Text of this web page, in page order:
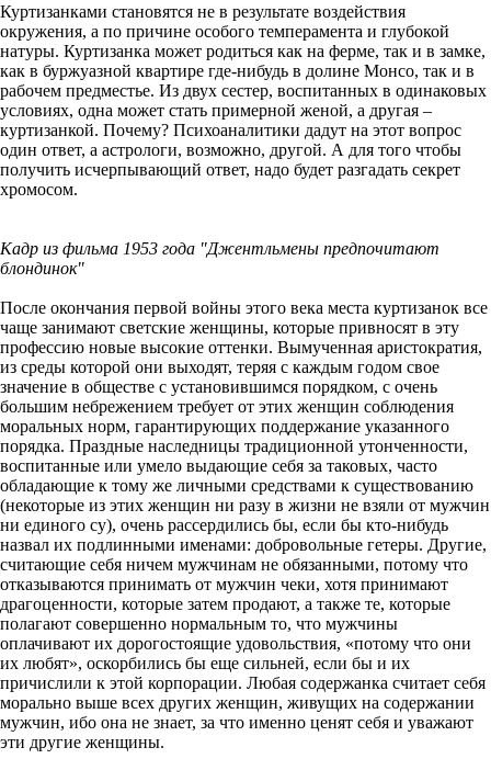
Куртизанками становятся не в результате воздействия
окружения, а по причине особого темперамента и глубокой
натуры. Куртизанка может родиться как на ферме, так и в замке,
как в буржуазной квартире где-нибудь в долине Монсо, так и в
рабочем предместье. Из двух сестер, воспитанных в одинаковых
условиях, одна может стать примерной женой, а другая –
куртизанкой. Почему? Психоаналитики дадут на этот вопрос
один ответ, а астрологи, возможно, другой. А для того чтобы
получить исчерпывающий ответ, надо будет разгадать секрет
хромосом.
Кадр из фильма 1953 года "Джентльмены предпочитают
блондинок"
После окончания первой войны этого века места куртизанок все
чаще занимают светские женщины, которые привносят в эту
профессию новые высокие оттенки. Вымученная аристократия,
из среды которой они выходят, теряя с каждым годом свое
значение в обществе с установившимся порядком, с очень
большим небрежением требует от этих женщин соблюдения
моральных норм, гарантирующих поддержание указанного
порядка. Праздные наследницы традиционной утонченности,
воспитанные или умело выдающие себя за таковых, часто
обладающие к тому же личными средствами к существованию
(некоторые из этих женщин ни разу в жизни не взяли от мужчин
ни единого су), очень рассердились бы, если бы кто-нибудь
назвал их подлинными именами: добровольные гетеры. Другие,
считающие себя ничем мужчинам не обязанными, потому что
отказываются принимать от мужчин чеки, хотя принимают
драгоценности, которые затем продают, а также те, которые
полагают совершенно нормальным то, что мужчины
оплачивают их дорогостоящие удовольствия, «потому что они
их любят», оскорбились бы еще сильней, если бы и их
причислили к этой корпорации. Любая содержанка считает себя
морально выше всех других женщин, живущих на содержании
мужчин, ибо она не знает, за что именно ценят себя и уважают
эти другие женщины.